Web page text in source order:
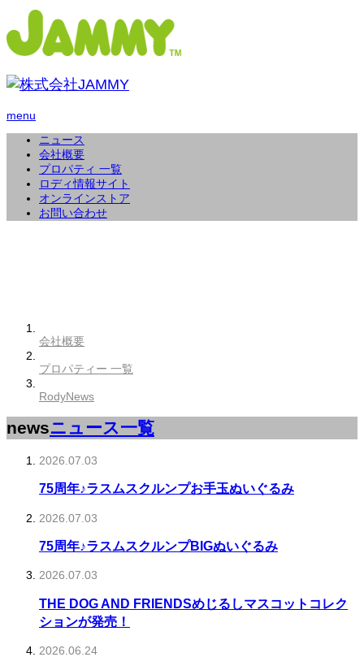
menu
ニュース
会社概要
プロパティ 一覧
ロディ情報サイト
オンラインストア
お問い合わせ
会社概要
プロパティー 一覧
RodyNews
newsニュース一覧
2026.07.03
75周年♪ラスムスクルンプお手玉ぬいぐるみ
2026.07.03
75周年♪ラスムスクルンプBIGぬいぐるみ
2026.07.03
THE DOG AND FRIENDSめじるしマスコットコレク
ションが発売！
2026.06.24